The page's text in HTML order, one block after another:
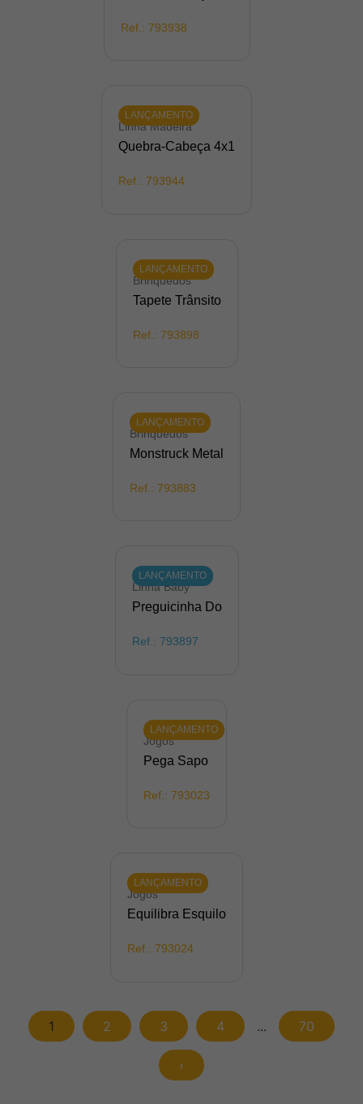
Ref.: 793938
LANÇAMENTO
Linha Madeira
Quebra-Cabeça 4x1
Ref.: 793944
LANÇAMENTO
Brinquedos
Tapete Trânsito
Ref.: 793898
LANÇAMENTO
Brinquedos
Monstruck Metal
Ref.: 793883
LANÇAMENTO
Linha Baby
Preguicinha Do
Ref.: 793897
LANÇAMENTO
Jogos
Pega Sapo
Ref.: 793023
LANÇAMENTO
Jogos
Equilibra Esquilo
Ref.: 793024
1 2 3 4 ... 70
›